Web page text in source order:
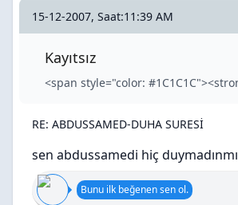
15-12-2007, Saat:11:39 AM
Kayıtsız
RE: ABDUSSAMED-DUHA SURESİ
sen abdussamedi hiç duymadınmı
Bunu ilk beğenen sen ol.